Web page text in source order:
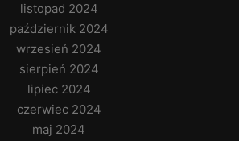
listopad 2024
październik 2024
wrzesień 2024
sierpień 2024
lipiec 2024
czerwiec 2024
maj 2024